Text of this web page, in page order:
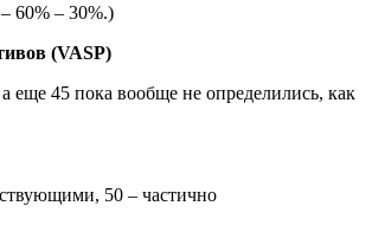
60% – 30%.)
(VASP)
еще 45 пока вообще не определились, как
50 – частично